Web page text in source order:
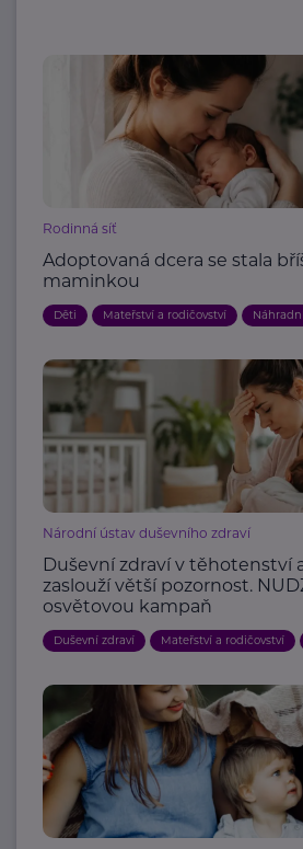
Rodinná síť
Adoptovaná dcera se stala
maminkou
Děti Mateřství a rodičovství
Národní ústav duševního zdraví
Duševní zdraví v těhotenství
zaslouží větší pozornost.
osvětovou kampaň
Duševní zdraví Mateřství a rodičovství